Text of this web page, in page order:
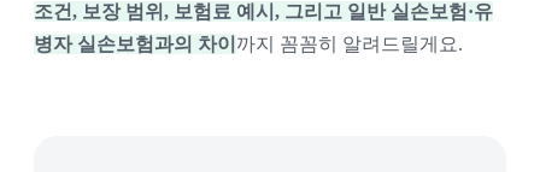
조건, 보장 범위, 보험료 예시 , 그리고 일반 실손보험·유
병자 실손보험과의 차이 까지 꼼꼼히 알려드릴게요.